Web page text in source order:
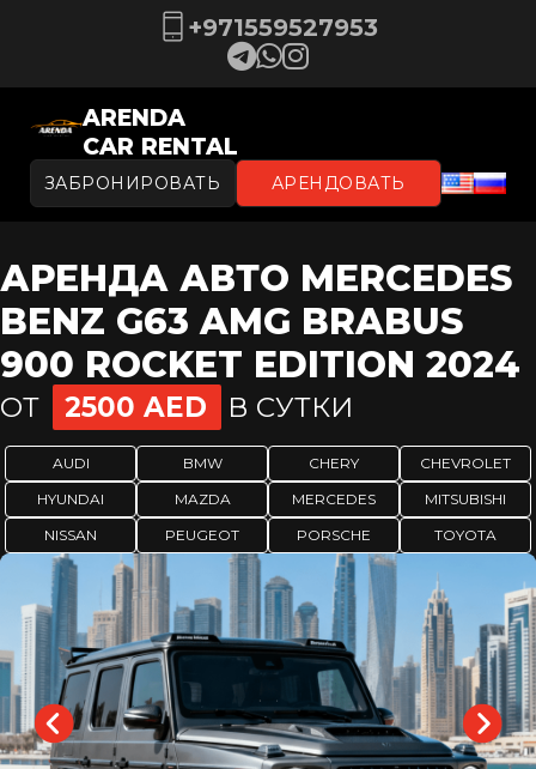
+971559527953
ARENDA
CAR RENTAL
ЗАБРОНИРОВАТЬ АРЕНДОВАТЬ
АРЕНДА АВТО MERCEDES
BENZ G63 AMG BRABUS
900 ROCKET EDITION 2024
ОТ 2500 AED В СУТКИ
AUDI BMW CHERY
CHEVROLET
HYUNDAI
MAZDA MERCEDES
MITSUBISHI
NISSAN
PEUGEOT PORSCHE TOYOTA